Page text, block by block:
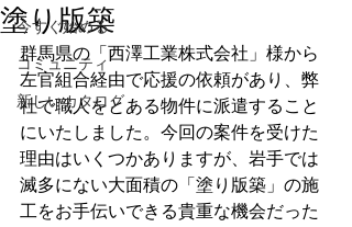
今すぐ始める
コミュニティ
新しいカタログ
塗り版築
群馬県の「西澤工業株式会社」様から
左官組合経由で応援の依頼があり、弊
社で職人をとある物件に派遣すること
にいたしました。今回の案件を受けた
理由はいくつかありますが、岩手では
滅多にない大面積の「塗り版築」の施
工をお手伝いできる貴重な機会だった